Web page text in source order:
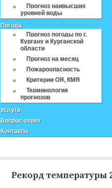
Прогноз наивысших
уровней воды
Погода
Прогноз погоды по г.
Кургану и Курганской
области
Прогноз на месяц
Пожароопасность
Критерии ОЯ, КМЯ
Терминология
прогнозов
Услуги
Вопрос-ответ
Контакты
Рекорд температуры